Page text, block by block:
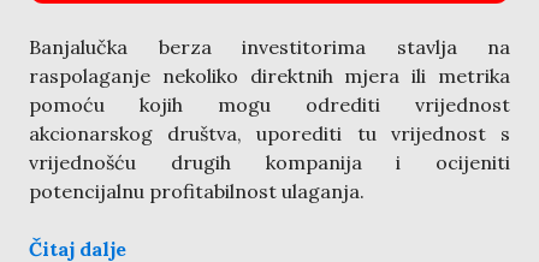
Banjalučka berza investitorima stavlja na
raspolaganje nekoliko direktnih mjera ili metrika
pomoću kojih mogu odrediti vrijednost
akcionarskog društva, uporediti tu vrijednost s
vrijednošću drugih kompanija i ocijeniti
potencijalnu profitabilnost ulaganja.
Čitaj dalje